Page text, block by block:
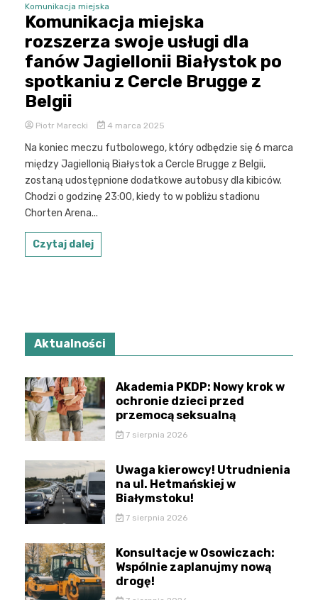
Komunikacja miejska
Komunikacja miejska
rozszerza swoje usługi dla
fanów Jagiellonii Białystok po
spotkaniu z Cercle Brugge z
Belgii
Piotr Marecki 4 marca 2025
Na koniec meczu futbolowego, który odbędzie się 6 marca
między Jagiellonią Białystok a Cercle Brugge z Belgii,
zostaną udostępnione dodatkowe autobusy dla kibiców.
Chodzi o godzinę 23:00, kiedy to w pobliżu stadionu
Chorten Arena...
Czytaj dalej
Aktualności
Akademia PKDP: Nowy krok w
ochronie dzieci przed
przemocą seksualną
7 sierpnia 2026
Uwaga kierowcy! Utrudnienia
na ul. Hetmańskiej w
Białymstoku!
7 sierpnia 2026
Konsultacje w Osowiczach:
Wspólnie zaplanujmy nową
drogę!